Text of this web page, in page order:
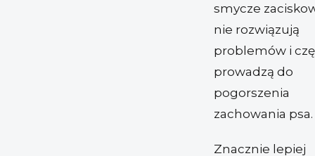
smycze
nie rozwiązują
problemów i
prowadzą do
pogorszenia
zachowania psa.
Znacznie lepiej